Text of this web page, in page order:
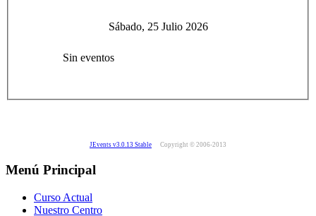
Sábado, 25 Julio 2026
Sin eventos
JEvents v3.0.13 Stable Copyright © 2006-2013
Menú Principal
Curso Actual
Nuestro Centro